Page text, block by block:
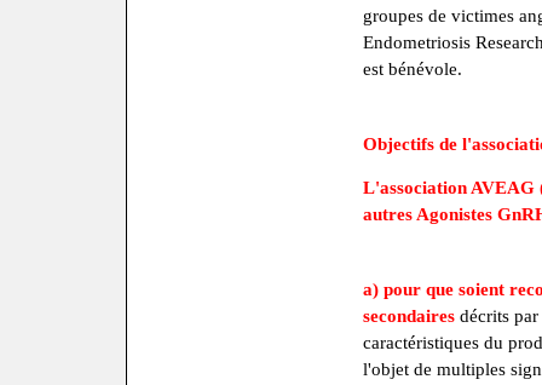
groupes de victimes
Endometriosis
est bénévole.
Objectifs de
L'association AVEAG
autres Agonistes
a) pour que soient
secondairesdécrits par
caractéristiques du
l'objet de multiples